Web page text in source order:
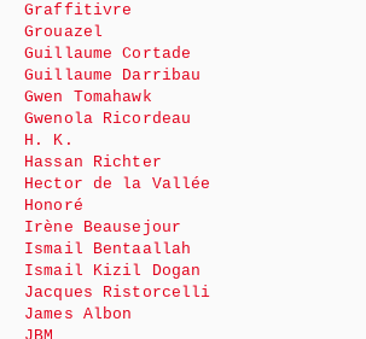
Graffitivre
Grouazel
Guillaume Cortade
Guillaume Darribau
Gwen Tomahawk
Gwenola Ricordeau
H. K.
Hassan Richter
Hector de la Vallée
Honoré
Irène Beausejour
Ismail Bentaallah
Ismail Kizil Dogan
Jacques Ristorcelli
James Albon